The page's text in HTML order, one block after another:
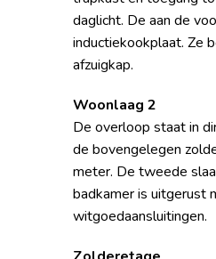
daglicht. De aan de
inductiekookplaat. Ze
afzuigkap.
Woonlaag 2
De overloop staat in
de bovengelegen
meter. De tweede
badkamer is uitgerust
witgoedaansluitingen.